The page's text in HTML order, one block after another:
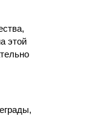
этой